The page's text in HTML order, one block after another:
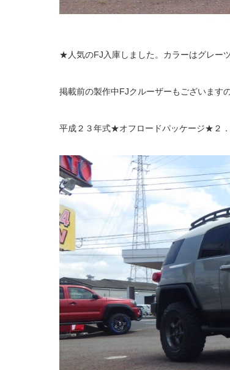
★人気のFJ入庫しました。カラーはグレー
掲載前の製作中FJクルーザーもございます
平成２３年式★オフロードパッケージ★２